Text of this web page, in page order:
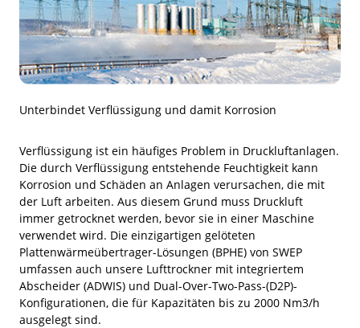
Unterbindet Verflüssigung und damit Korrosion
Verflüssigung ist ein häufiges Problem in Druckluftanlagen.
Die durch Verflüssigung entstehende Feuchtigkeit kann
Korrosion und Schäden an Anlagen verursachen, die mit
der Luft arbeiten. Aus diesem Grund muss Druckluft
immer getrocknet werden, bevor sie in einer Maschine
verwendet wird. Die einzigartigen gelöteten
Plattenwärmeübertrager-Lösungen (BPHE) von SWEP
umfassen auch unsere Lufttrockner mit integriertem
Abscheider (ADWIS) und Dual-Over-Two-Pass-(D2P)-
Konfigurationen, die für Kapazitäten bis zu 2000 Nm3/h
ausgelegt sind.